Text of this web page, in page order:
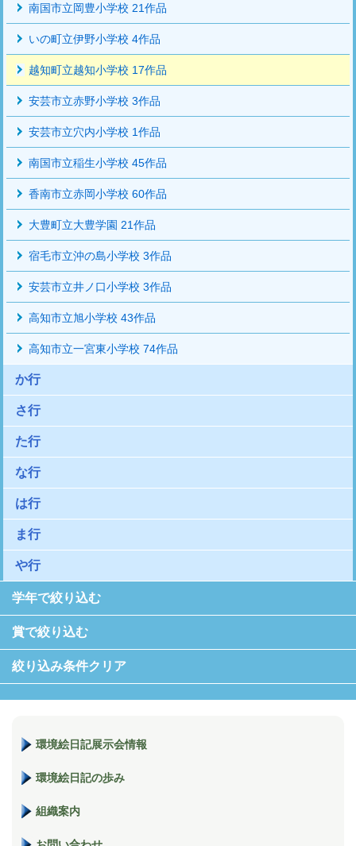
南国市立岡豊小学校 21作品
いの町立伊野小学校 4作品
越知町立越知小学校 17作品
安芸市立赤野小学校 3作品
安芸市立穴内小学校 1作品
南国市立稲生小学校 45作品
香南市立赤岡小学校 60作品
大豊町立大豊学園 21作品
宿毛市立沖の島小学校 3作品
安芸市立井ノ口小学校 3作品
高知市立旭小学校 43作品
高知市立一宮東小学校 74作品
か行
さ行
た行
な行
は行
ま行
や行
学年で絞り込む
賞で絞り込む
絞り込み条件クリア
環境絵日記展示会情報
環境絵日記の歩み
組織案内